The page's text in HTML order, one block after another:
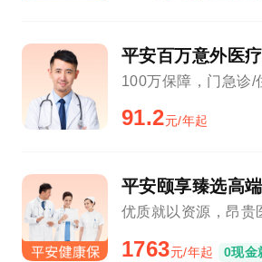
平安百万意外医
100万保障，门急诊/
91.2元/年起
平安颐享臻选高
优质就以资源，昂贵
1763元/年起 0现金